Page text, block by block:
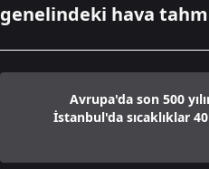
genelindeki hava
Avrupa'da son 500
İstanbul'da sıcaklıklar